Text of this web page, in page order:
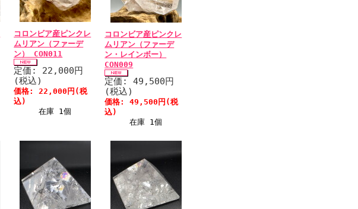
コロンビア産ピンクレ
ムリアン（ファーデ
ン） CON011
定価: 22,000円
(税込)
価格: 22,000円(税
込)
在庫 1個
コロンビア産ピンクレ
ムリアン（ファーデ
ン・レインボー）
CON009
定価: 49,500円
(税込)
価格: 49,500円(税
込)
在庫 1個